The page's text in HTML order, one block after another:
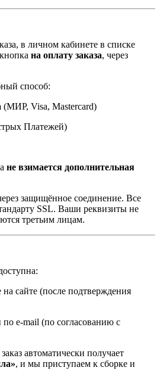
в личном кабинете в списке
на оплату заказа, через
способ:
(МИР, Visa, Mastercard)
Платежей)
не взимается дополнительная
защищённое соединение. Все
SSL. Ваши реквизиты не
третьим лицам.
сайте (после подтверждения
e-mail (по согласованию с
автоматически получает
, и мы приступаем к сборке и